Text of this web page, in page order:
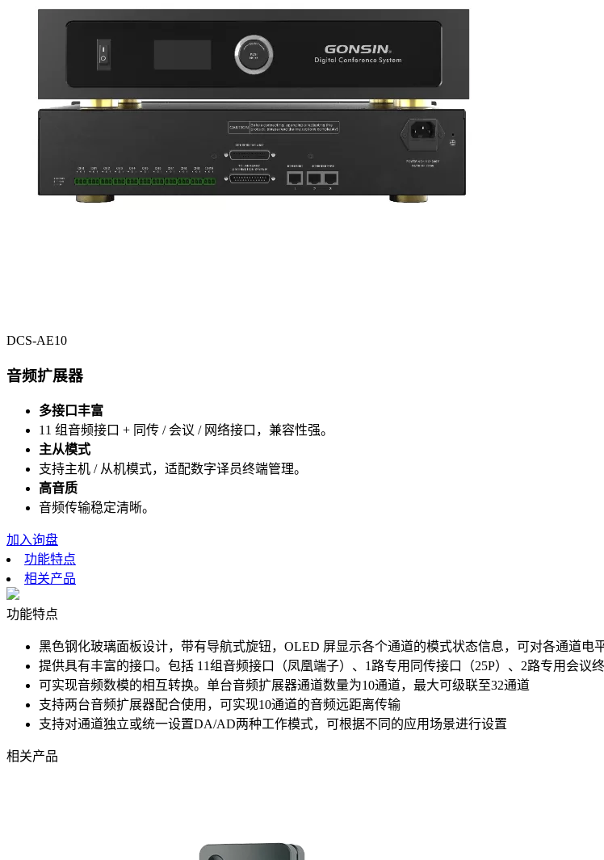
DCS-AE10
音频扩展器
多接口丰富
11 组音频接口 + 同传 / 会议 / 网络接口，兼容性强。
主从模式
支持主机 / 从机模式，适配数字译员终端管理。
高音质
音频传输稳定清晰。
加入询盘
功能特点
相关产品
功能特点
黑色钢化玻璃面板设计，带有导航式旋钮，OLED 屏显示各个通道的模式状态信息，可对各通道电
提供具有丰富的接口。包括 11组音频接口（凤凰端子）、1路专用同传接口（25P）、2路专用会议
可实现音频数模的相互转换。单台音频扩展器通道数量为10通道，最大可级联至32通道
支持两台音频扩展器配合使用，可实现10通道的音频远距离传输
支持对通道独立或统一设置DA/AD两种工作模式，可根据不同的应用场景进行设置
相关产品